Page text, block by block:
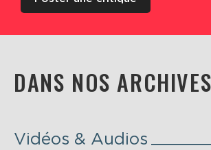
DANS NOS
Vidéos & Audios